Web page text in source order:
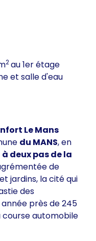
2au 1er étage
et salle d'eau
Le Mans
du MANS, en
à deux pas de la
de
jardins, la cité qui
des
près de 245
course automobile